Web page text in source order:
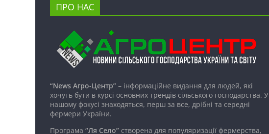
ПРО НАС
“News Агро-Центр” – інформаційне видання для людей, які
хочуть бути в курсі основних трендів сільського господарства. У
нашому фокусі знаходяться, перш за все, дрібні та середні
фермери України.
Програма “Ля Село” створена для популяризації фермерства,